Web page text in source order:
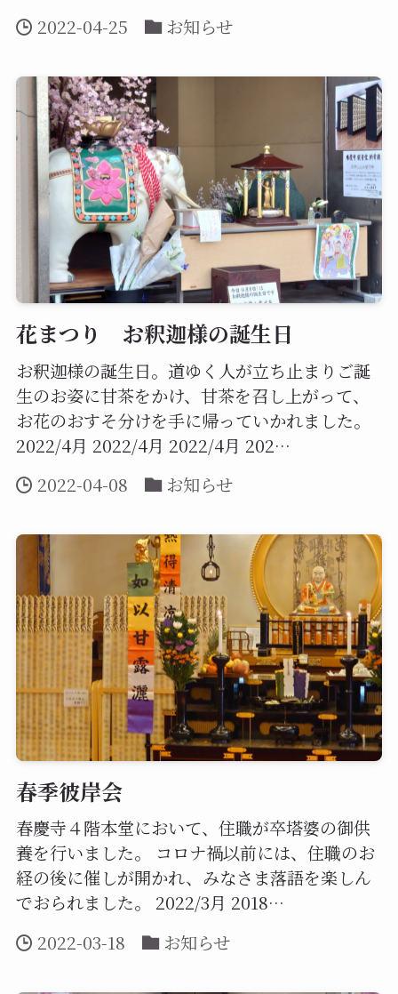
2022-04-25
お知らせ
花まつり お釈迦様の誕生日
お釈迦様の誕生日。道ゆく人が立ち止まりご誕
生のお姿に甘茶をかけ、甘茶を召し上がって、
お花のおすそ分けを手に帰っていかれました。
2022/4月 2022/4月 2022/4月 202…
2022-04-08
お知らせ
春季彼岸会
春慶寺４階本堂において、住職が卒塔婆の御供
養を行いました。 コロナ禍以前には、住職のお
経の後に催しが開かれ、みなさま落語を楽しん
でおられました。 2022/3月 2018…
2022-03-18
お知らせ